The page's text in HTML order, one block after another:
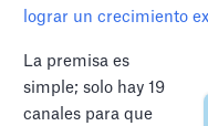
lograr un crecimiento
La premisa es
simple; solo hay 19
canales para que